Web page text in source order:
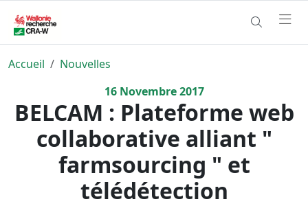
Accueil
Nouvelles
16Novembre2017
BELCAM : Plateforme web
collaborative alliant "
farmsourcing " et
télédétection